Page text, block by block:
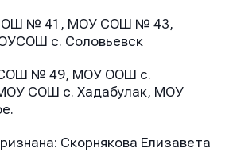
№ 41, МОУ СОШ № 43,
с. Соловьевск
№ 49, МОУ ООШ с.
СОШ с. Хадабулак, МОУ
Скорнякова Елизавета